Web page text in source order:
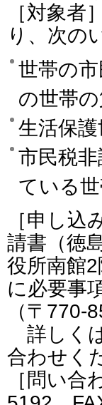
［対象
り、次の
世帯の
の世帯
生活保護
市民税
ている
［申し
請書（徳
役所南館
に必要事
（〒
詳しく
合わせく
［問い合